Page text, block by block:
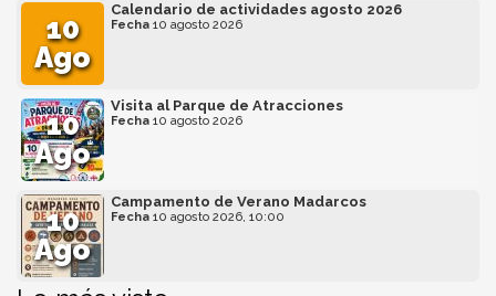
10
Ago
Calendario de actividades agosto 2026
Fecha 10 agosto 2026
10
Ago
Visita al Parque de Atracciones
Fecha 10 agosto 2026
10
Ago
Campamento de Verano Madarcos
Fecha 10 agosto 2026, 10:00